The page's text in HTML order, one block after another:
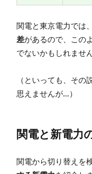
関電と東京電力では
差があるので、この
でないかもしれません
（といっても、その
思えませんが…）
関電と新電力
関電から切り替えを